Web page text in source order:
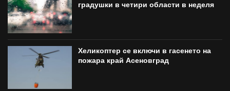
градушки в четири области в неделя
Хеликоптер се включи в гасенето на
пожара край Асеновград